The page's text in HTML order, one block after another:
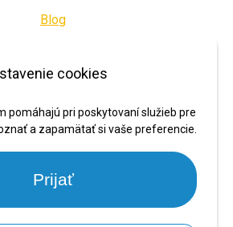
cookies
pomáhajú pri poskytovaní služieb pre
a zapamätať si vaše preferencie.
Prijať
Blog
PLATBY